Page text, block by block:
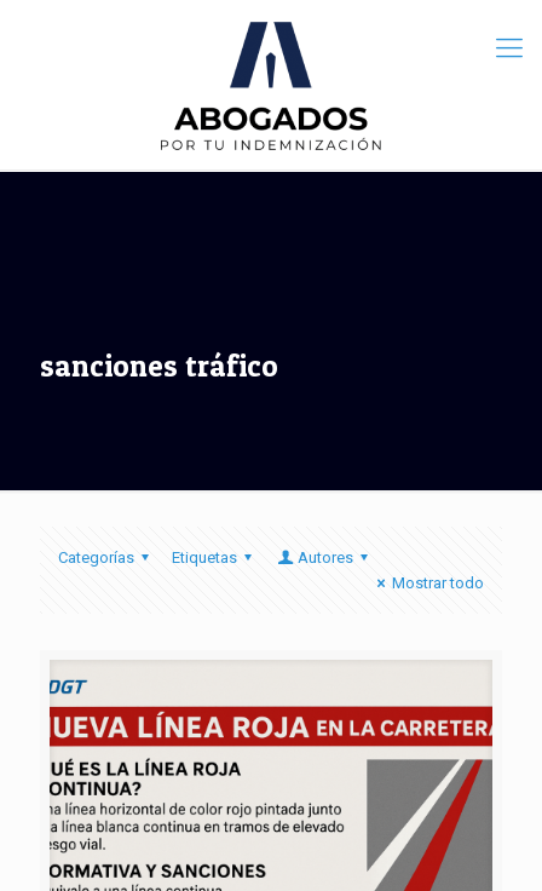
sanciones tráfico
Categorías Etiquetas
Autores
Mostrar todo